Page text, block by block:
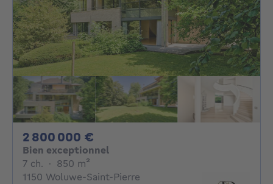
2 800 000 €
Bien exceptionnel
7 ch. 7 chambres
· 850 m²
1150 Woluwe-Saint-Pierre